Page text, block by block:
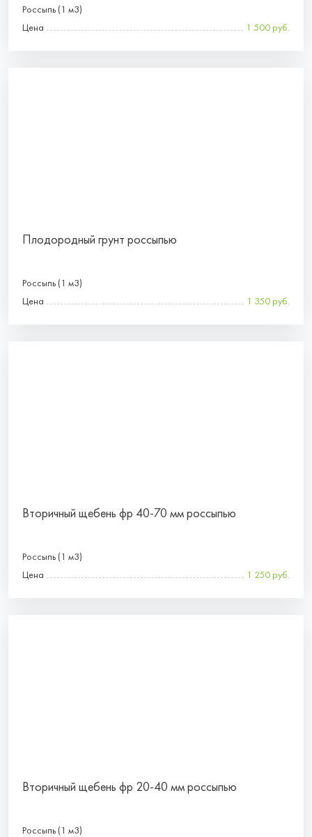
Россыпь (1 м3)
Цена
1 500 руб.
Плодородный грунт россыпью
Россыпь (1 м3)
Цена
1 350 руб.
Вторичный щебень фр 40-70 мм россыпью
Россыпь (1 м3)
Цена
1 250 руб.
Вторичный щебень фр 20-40 мм россыпью
Россыпь (1 м3)